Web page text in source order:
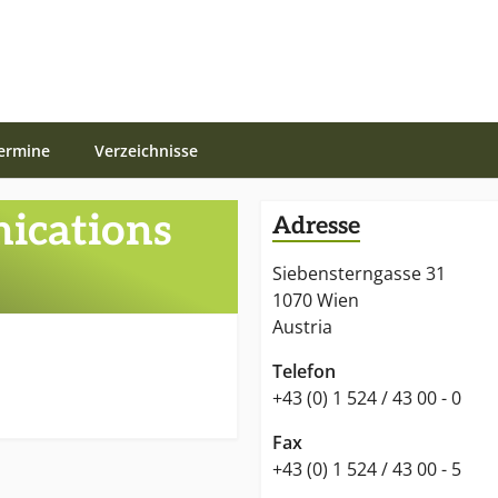
Verzeichnisse
Adresse
Siebensterngasse 31
1070 Wien
Austria
Telefon
+43 (0) 1 524 / 43 00 - 0
Fax
+43 (0) 1 524 / 43 00 - 5